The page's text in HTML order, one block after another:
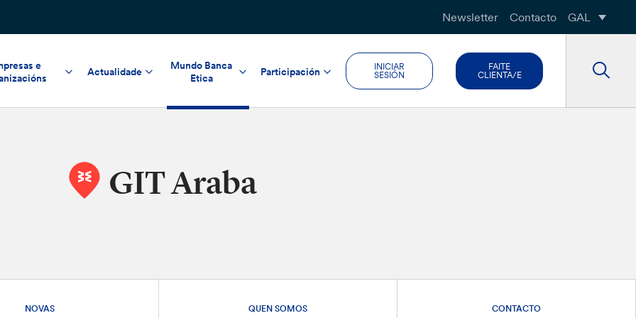
Newsletter Contacto GAL
e
Actualidade
Mundo Banca
Etica
Participación
INICIAR
SESIÓN
FAITE
CLIENTA/E
GIT Araba
NOVAS QUEN SOMOS CONTACTO